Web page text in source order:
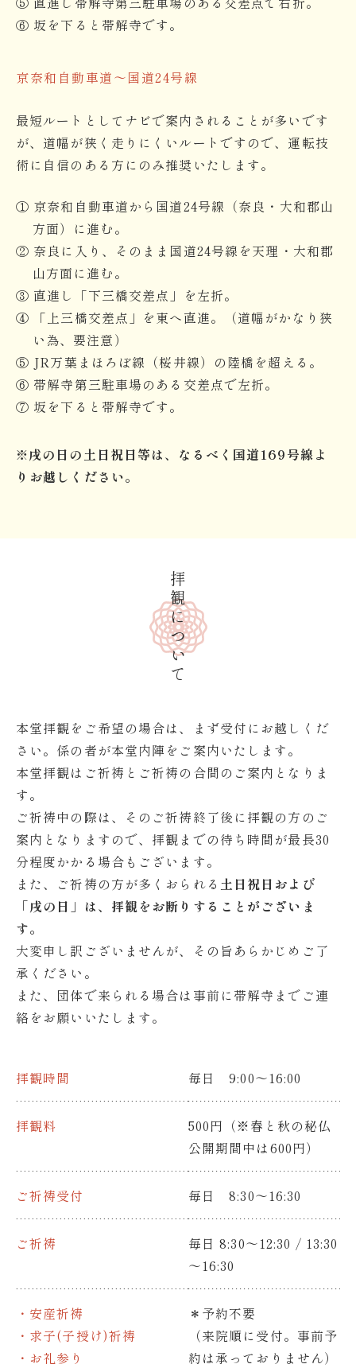
⑥ 坂を下ると帯解寺です。
京奈和自動車道〜国道24号線
最短ルートとしてナビで案内されることが多いです
が、道幅が狭く走りにくいルートですので、運転技
術に自信のある方にのみ推奨いたします。
① 京奈和自動車道から国道24号線（奈良・大和郡山
方面）に進む。
② 奈良に入り、そのまま国道24号線を天理・大和郡
山方面に進む。
③ 直進し「下三橋交差点」を左折。
④ 「上三橋交差点」を東へ直進。（道幅がかなり狭
い為、要注意）
⑤ JR万葉まほろぼ線（桜井線）の陸橋を超える。
⑥ 帯解寺第三駐車場のある交差点で左折。
⑦ 坂を下ると帯解寺です。
※戌の日の土日祝日等は、なるべく国道169号線よ
りお越しください。
拝観について
本堂拝観をご希望の場合は、まず受付にお越しくだ
さい。係の者が本堂内陣をご案内いたします。
本堂拝観はご祈祷とご祈祷の合間のご案内となりま
す。
ご祈祷中の際は、そのご祈祷終了後に拝観の方のご
案内となりますので、拝観までの待ち時間が最長30
分程度かかる場合もございます。
また、ご祈祷の方が多くおられる 土日祝日および
「戌の日」は、拝観をお断りすることがございま
す。
大変申し訳ございませんが、その旨あらかじめご了
承ください。
また、団体で来られる場合は事前に帯解寺までご連
絡をお願いいたします。
拝観時間 毎日 9:00～16:00
拝観料
500円（※春と秋の秘仏
公開期間中は600円）
ご祈祷受付 毎日 8:30～16:30
ご祈祷
毎日 8:30～12:30 / 13:30
～16:30
・安産祈祷
・求子(子授け)祈祷
・お礼参り
＊予約不要
（来院順に受付。事前予
約は承っておりません）